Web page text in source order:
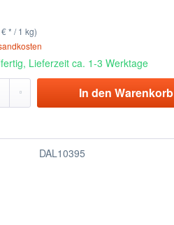
* / 1 kg)
Lieferzeit ca. 1-3 Werktage
In den Warenkorb
DAL10395